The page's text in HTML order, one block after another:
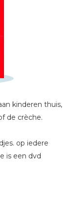
kinderen thuis,
de crèche.
op iedere
is een dvd